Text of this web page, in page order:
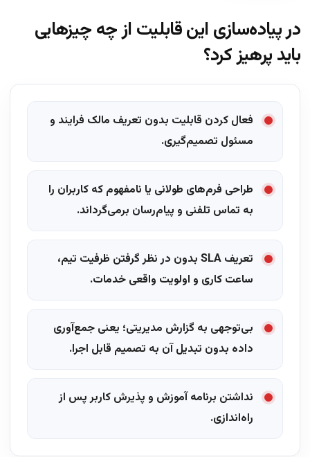
در پیاده‌سازی این قابلیت از چه چیزهایی
باید پرهیز کرد؟
فعال کردن قابلیت بدون تعریف مالک فرایند و
مسئول تصمیم‌گیری.
طراحی فرم‌های طولانی یا نامفهوم که کاربران را
به تماس تلفنی و پیام‌رسان برمی‌گرداند.
تعریف SLA بدون در نظر گرفتن ظرفیت تیم،
ساعت کاری و اولویت واقعی خدمات.
بی‌توجهی به گزارش مدیریتی؛ یعنی جمع‌آوری
داده بدون تبدیل آن به تصمیم قابل اجرا.
نداشتن برنامه آموزش و پذیرش کاربر پس از
راه‌اندازی.